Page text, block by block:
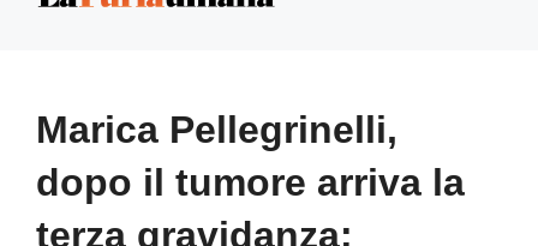
Marica Pellegrinelli,
dopo il tumore arriva la
terza gravidanza: